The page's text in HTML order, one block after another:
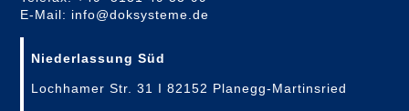
E-Mail: info@doksysteme.de
Niederlassung Süd
Lochhamer Str. 31 I 82152 Planegg-Martinsried